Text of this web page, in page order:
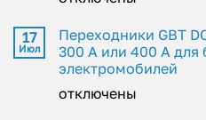
17
Июл
Переходники GBT
300 А или 400 А для
электромобилей
отключены